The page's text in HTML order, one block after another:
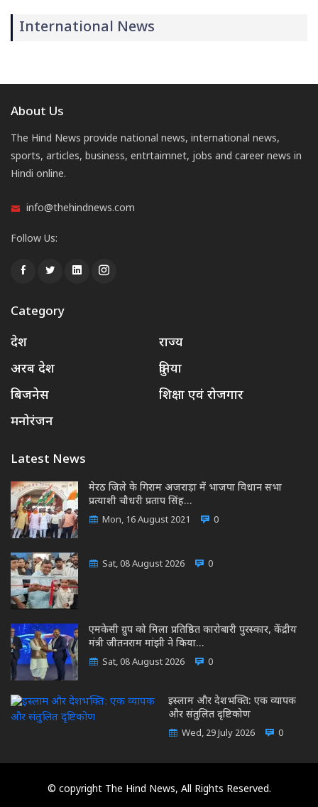
International News
About Us
The Hind News provide national news, international news,
sports, articles, business, entrtaimnet, jobs and career news in
Hindi online.
info@thehindnews.com
Follow Us:
Category
देश
राज्य
अरब देश
दुनिया
बिजनेस
शिक्षा एवं रोजगार
मनोरंजन
Latest News
मेरठ जिले के गिराम अजराड़ा में भाजपा विधान सभा
प्रत्याशी चौधरी प्रताप सिंह…
Mon, 16 August 2021 0
Sat, 08 August 2026 0
एमकेसी ग्रुप को मिला प्रतिष्ठित कारोबारी पुरस्कार, केंद्रीय
मंत्री जीतनराम मांझी ने किया…
Sat, 08 August 2026 0
इस्लाम और देशभक्ति: एक व्यापक
और संतुलित दृष्टिकोण
Wed, 29 July 2026 0
© copyright The Hind News, All Rights Reserved.